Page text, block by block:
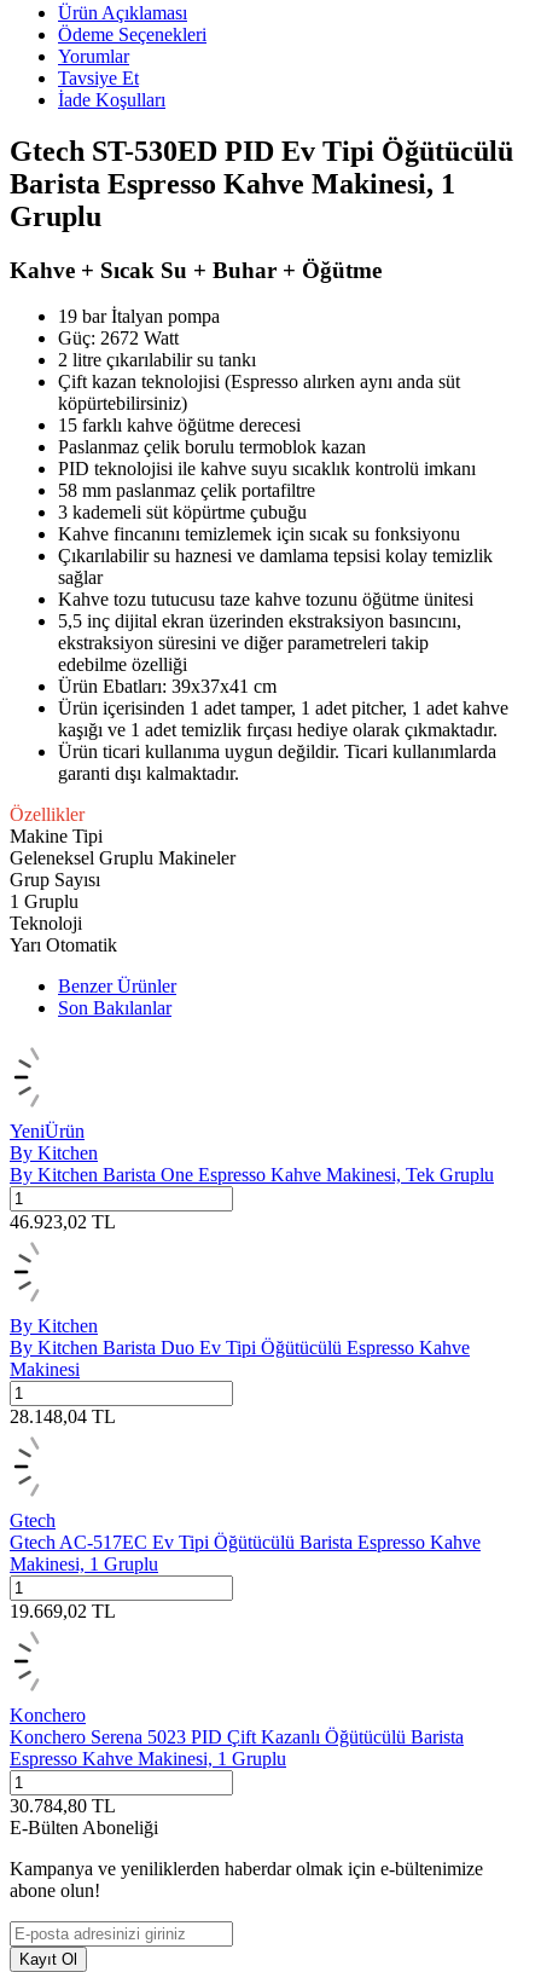
Ürün Açıklaması
Ödeme Seçenekleri
Yorumlar
Tavsiye Et
İade Koşulları
Gtech ST-530ED PID Ev Tipi Öğütücülü
Barista Espresso Kahve Makinesi, 1
Gruplu
Kahve + Sıcak Su + Buhar + Öğütme
19 bar İtalyan pompa
Güç: 2672 Watt
2 litre çıkarılabilir su tankı
Çift kazan teknolojisi (Espresso alırken aynı anda süt
köpürtebilirsiniz)
15 farklı kahve öğütme derecesi
Paslanmaz çelik borulu termoblok kazan
PID teknolojisi ile kahve suyu sıcaklık kontrolü imkanı
58 mm paslanmaz çelik portafiltre
3 kademeli süt köpürtme çubuğu
Kahve fincanını temizlemek için sıcak su fonksiyonu
Çıkarılabilir su haznesi ve damlama tepsisi kolay temizlik
sağlar
Kahve tozu tutucusu taze kahve tozunu öğütme ünitesi
5,5 inç dijital ekran üzerinden ekstraksiyon basıncını,
ekstraksiyon süresini ve diğer parametreleri takip
edebilme özelliği
Ürün Ebatları: 39x37x41 cm
Ürün içerisinden 1 adet tamper, 1 adet pitcher, 1 adet kahve
kaşığı ve 1 adet temizlik fırçası hediye olarak çıkmaktadır.
Ürün ticari kullanıma uygun değildir. Ticari kullanımlarda
garanti dışı kalmaktadır.
Özellikler
Makine Tipi
Geleneksel Gruplu Makineler
Grup Sayısı
1 Gruplu
Teknoloji
Yarı Otomatik
Benzer Ürünler
Son Bakılanlar
YeniÜrün
By Kitchen
By Kitchen Barista One Espresso Kahve Makinesi, Tek Gruplu
46.923,02 TL
By Kitchen
By Kitchen Barista Duo Ev Tipi Öğütücülü Espresso Kahve
Makinesi
28.148,04 TL
Gtech
Gtech AC-517EC Ev Tipi Öğütücülü Barista Espresso Kahve
Makinesi, 1 Gruplu
19.669,02 TL
Konchero
Konchero Serena 5023 PID Çift Kazanlı Öğütücülü Barista
Espresso Kahve Makinesi, 1 Gruplu
30.784,80 TL
E-Bülten Aboneliği
Kampanya ve yeniliklerden haberdar olmak için e-bültenimize
abone olun!
Kayıt Ol